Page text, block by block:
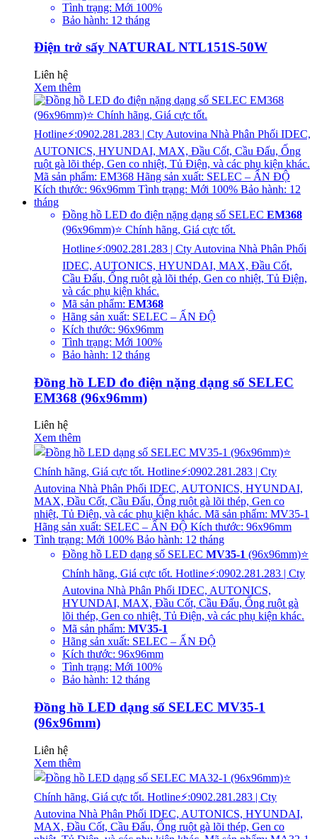
Tình trạng: Mới 100%
Bảo hành: 12 tháng
Điện trở sấy NATURAL NTL151S-50W
Liên hệ
Xem thêm
Đồng hồ LED đo điện nặng dạng số SELEC EM368
(96x96mm)⭐ Chính hãng, Giá cực tốt.
Hotline⚡:0902.281.283 | Cty Autovina Nhà Phân Phối
IDEC, AUTONICS, HYUNDAI, MAX, Đầu Cốt,
Cầu Đấu, Ống ruột gà lõi thép, Gen co nhiệt, Tủ Điện,
và các phụ kiện khác.
Mã sản phẩm: EM368
Hãng sản xuất: SELEC – ẤN ĐỘ
Kích thước: 96x96mm
Tình trạng: Mới 100%
Bảo hành: 12 tháng
Đồng hồ LED đo điện nặng dạng số SELEC
EM368 (96x96mm)
Liên hệ
Xem thêm
Đồng hồ LED dạng số SELEC MV35-1 (96x96mm)⭐
Chính hãng, Giá cực tốt. Hotline⚡:0902.281.283 | Cty
Autovina Nhà Phân Phối IDEC, AUTONICS,
HYUNDAI, MAX, Đầu Cốt, Cầu Đấu, Ống ruột gà
lõi thép, Gen co nhiệt, Tủ Điện, và các phụ kiện khác.
Mã sản phẩm: MV35-1
Hãng sản xuất: SELEC – ẤN ĐỘ
Kích thước: 96x96mm
Tình trạng: Mới 100%
Bảo hành: 12 tháng
Đồng hồ LED dạng số SELEC MV35-1
(96x96mm)
Liên hệ
Xem thêm